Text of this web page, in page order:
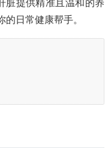
脏提供精准且温和的养
日常健康帮手。